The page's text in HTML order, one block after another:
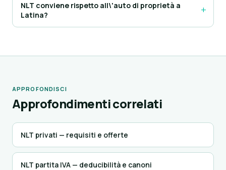
NLT conviene rispetto all\'auto di proprietà a
Latina?
APPROFONDISCI
Approfondimenti correlati
NLT privati — requisiti e offerte
NLT partita IVA — deducibilità e canoni